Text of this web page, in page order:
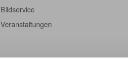
Bildservice
Veranstaltungen